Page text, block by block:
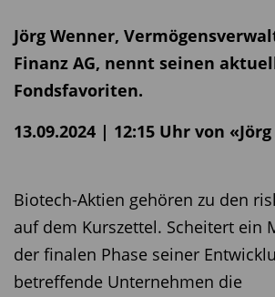
Jörg Wenner,
Finanz AG, nennt seinen
Fondsfavoriten.
13.09.2024 | 12:15 Uhr von
Biotech-Aktien gehören zu den
auf dem Kurszettel. Scheitert ein
der finalen Phase seiner
betreffende Unternehmen die